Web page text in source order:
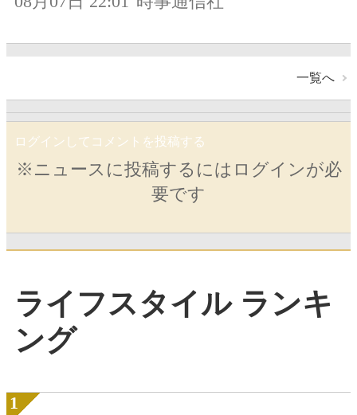
一覧へ
ログインしてコメントを投稿する
※ニュースに投稿するにはログインが必
要です
ライフスタイル ランキ
ング